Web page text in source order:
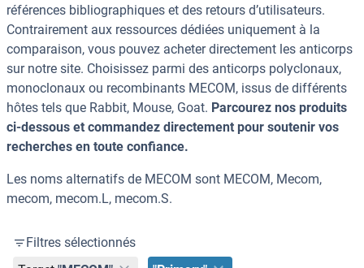
références bibliographiques et des retours d’utilisateurs.
Contrairement aux ressources dédiées uniquement à la
comparaison, vous pouvez acheter directement les anticorps
sur notre site. Choisissez parmi des anticorps polyclonaux,
monoclonaux ou recombinants MECOM, issus de différents
hôtes tels que Rabbit, Mouse, Goat. Parcourez nos produits
ci-dessous et commandez directement pour soutenir vos
recherches en toute confiance.
Les noms alternatifs de MECOM sont MECOM, Mecom,
mecom, mecom.L, mecom.S.
Filtres sélectionnés